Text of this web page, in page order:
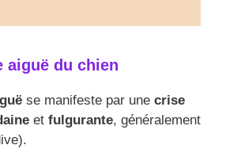
aiguë du chien
se manifeste par une crise
et fulgurante, généralement